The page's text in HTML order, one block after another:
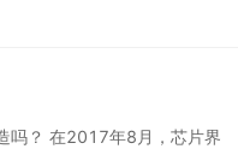
现在采取。 值得注意的是，
吗？ 在2017年8月，芯片界